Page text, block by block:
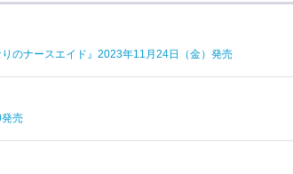
のナースエイド』2023年11月24日（金）発売
売